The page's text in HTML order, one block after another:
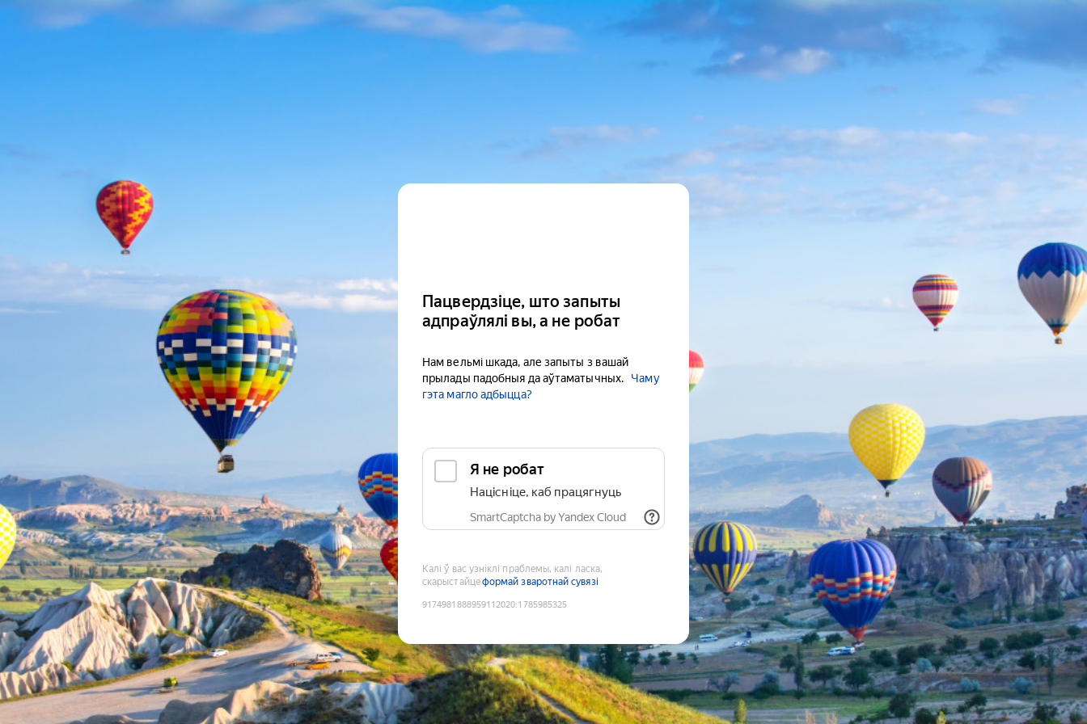
Пацвердзіце, што запыты
адпраўлялі вы, а не робат
Нам вельмі шкада, але запыты з вашай
прылады падобныя да аўтаматычных.
Чаму
гэта магло адбыцца?
Я не робат
Націсніце, каб працягнуць
SmartCaptcha by Yandex Cloud
Калі ў вас узніклі праблемы, калі ласка,
скарыстайцеформай зваротнай сувязі
9174981888959112020:1785985325